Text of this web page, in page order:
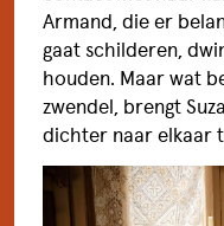
BIJ ONS
Armand, die er
gaat schilderen,
houden. Maar wat
zwendel, brengt
dichter naar elkaar